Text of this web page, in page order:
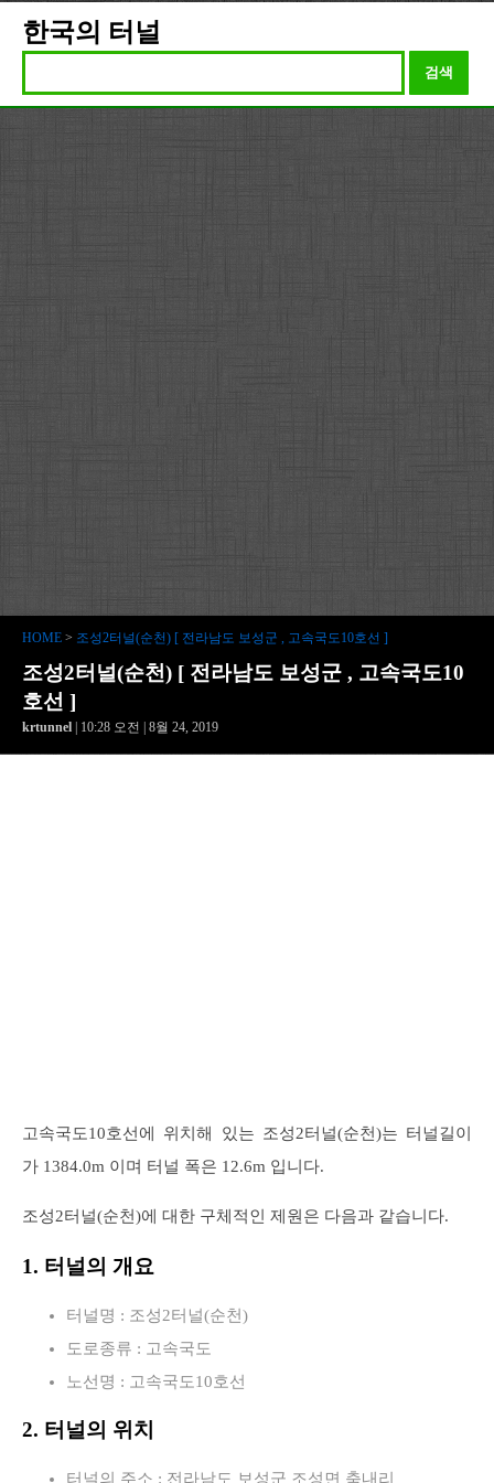
한국의 터널
검색
HOME > 조성2터널(순천) [ 전라남도 보성군 , 고속국도10호선 ]
조성2터널(순천) [ 전라남도 보성군 , 고속국도10
호선 ]
krtunnel | 10:28 오전 | 8월 24, 2019
고속국도10호선에 위치해 있는 조성2터널(순천)는 터널길이
가 1384.0m 이며 터널 폭은 12.6m 입니다.
조성2터널(순천)에 대한 구체적인 제원은 다음과 같습니다.
1. 터널의 개요
터널명 : 조성2터널(순천)
도로종류 : 고속국도
노선명 : 고속국도10호선
2. 터널의 위치
터널의 주소 : 전라남도 보성군 조성면 축내리